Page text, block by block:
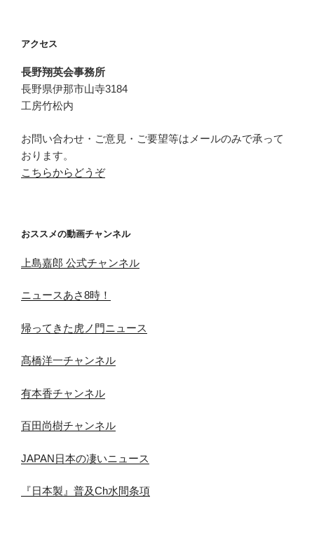
ブ
アクセス
長野翔英会事務所
長野県伊那市山寺3184
工房竹松内
お問い合わせ・ご意見・ご要望等はメールのみで承って
おります。
こちらからどうぞ
おススメの動画チャンネル
上島嘉郎 公式チャンネル
ニュースあさ8時！
帰ってきた虎ノ門ニュース
髙橋洋一チャンネル
有本香チャンネル
百田尚樹チャンネル
JAPAN日本の凄いニュース
『日本製』普及Ch水間条項